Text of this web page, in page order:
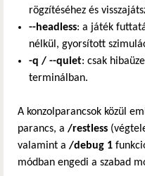
rögzítéséhez és
--headless: a játék
nélkül, gyorsított
-q / --quiet: csak
terminálban.
A konzolparancsok közül
parancs, a /restless
valamint a /debug 1
módban engedi a szabad